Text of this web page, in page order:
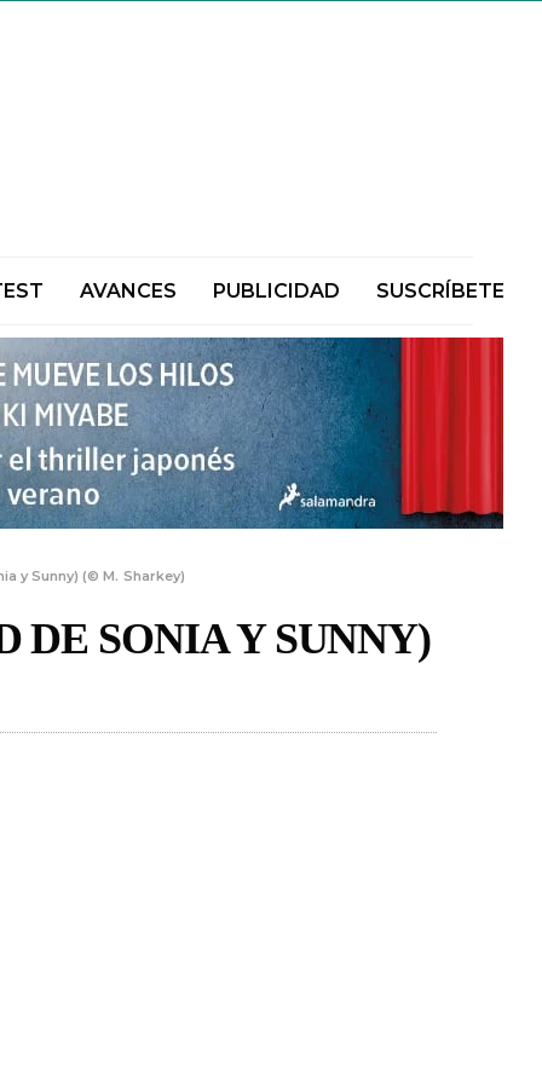
AVANCES PUBLICIDAD SUSCRÍBETE
y Sunny) (© M. Sharkey)
DE SONIA Y SUNNY)